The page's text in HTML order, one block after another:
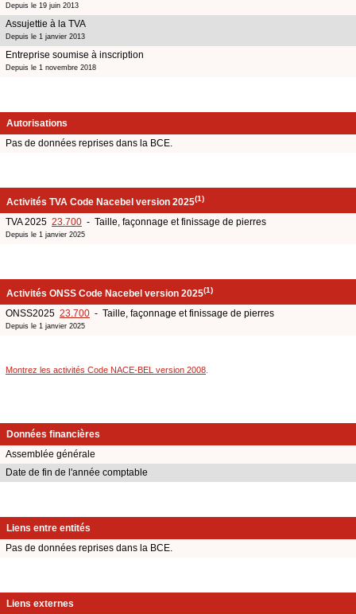
Depuis le 19 juin 2013
Assujettie à la TVA
Depuis le 1 janvier 2013
Entreprise soumise à inscription
Depuis le 1 novembre 2018
Autorisations
Pas de données reprises dans la BCE.
Activités TVA Code Nacebel version 2025(1)
TVA 2025 23.700 - Taille, façonnage et finissage de pierres
Depuis le 1 janvier 2025
Activités ONSS Code Nacebel version 2025(1)
ONSS2025 23.700 - Taille, façonnage et finissage de pierres
Depuis le 1 janvier 2025
Montrez les activités Code NACE-BEL version 2008
Données financières
Assemblée générale
Date de fin de l'année comptable
Liens entre entités
Pas de données reprises dans la BCE.
Liens externes